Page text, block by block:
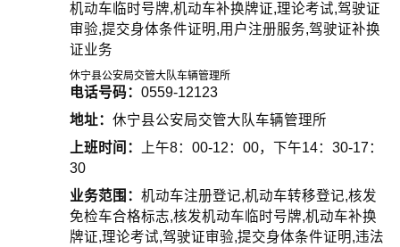
机动车临时号牌,机动车补换牌证,理论考试,驾驶证
审验,提交身体条件证明,用户注册服务,驾驶证补换
证业务
休宁县公安局交管大队车辆管理所
电话号码： 0559-12123
地址： 休宁县公安局交管大队车辆管理所
上班时间：
上午8：00-12：00，下午14：30-17：
30
业务范围： 机动车注册登记,机动车转移登记,核发
免检车合格标志,核发机动车临时号牌,机动车补换
牌证,理论考试,驾驶证审验,提交身体条件证明,违法